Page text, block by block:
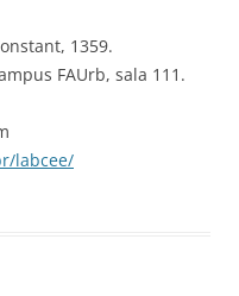
1359.
FAUrb, sala 111.
labcee/